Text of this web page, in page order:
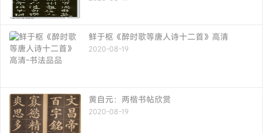
鲜于枢《醉时歌等唐人诗十二首》高清
2020-08-19
黄自元：两楷书帖欣赏
2020-08-19